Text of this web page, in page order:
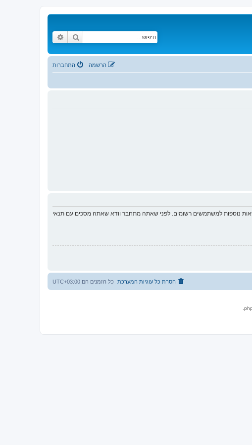
חיפוש
התחברות הרשמה
נוספות למשתמשים רשומים. לפני שאתה מתחבר וודא שאתה מסכים עם תנאי
כל הזמנים הם UTC+03:00 הסרת כל עוגיות המערכת